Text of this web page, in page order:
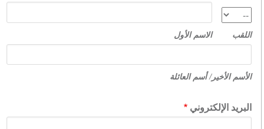
اللقب
اللقب
الأول
الاسم الأول
الأخير/
أسم
الأسم الأخير/ أسم العائلة
البريد الإلكتروني